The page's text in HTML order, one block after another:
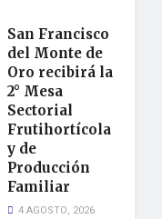
San Francisco
del Monte de
Oro recibirá la
2° Mesa
Sectorial
Frutihortícola
y de
Producción
Familiar
4 AGOSTO, 2026